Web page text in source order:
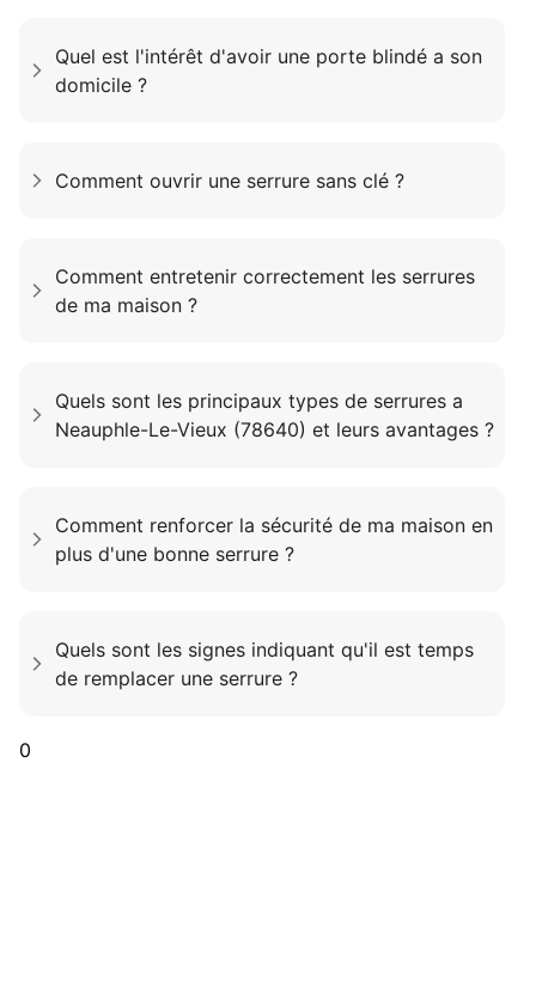
Quel est l'intérêt d'avoir une porte blindé a son
domicile ?
Comment ouvrir une serrure sans clé ?
Comment entretenir correctement les serrures
de ma maison ?
Quels sont les principaux types de serrures a
Neauphle-Le-Vieux (78640) et leurs avantages ?
Comment renforcer la sécurité de ma maison en
plus d'une bonne serrure ?
Quels sont les signes indiquant qu'il est temps
de remplacer une serrure ?
0